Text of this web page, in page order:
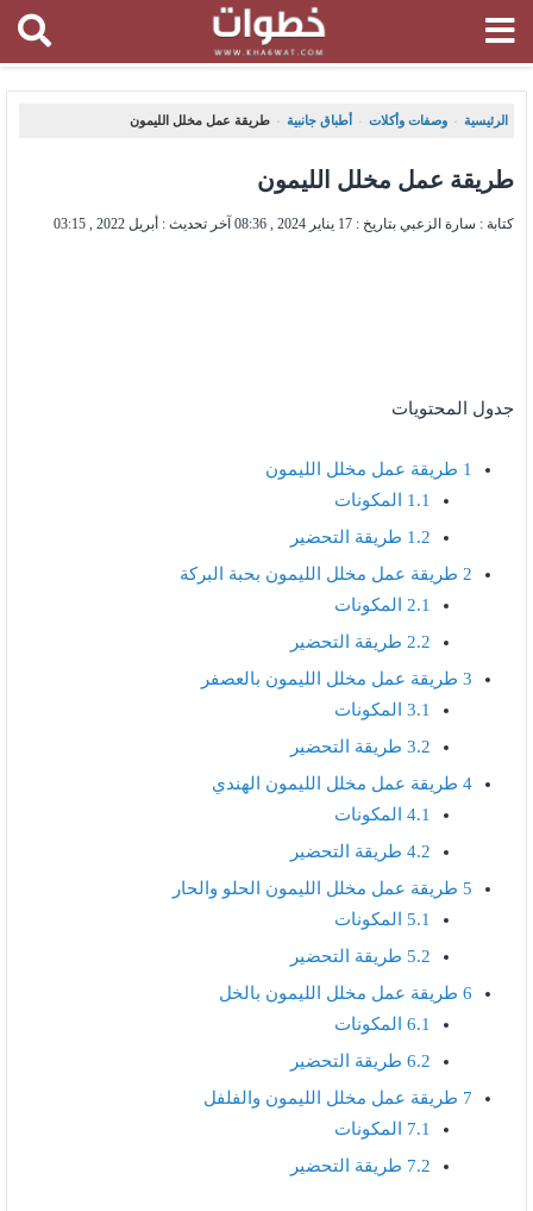
الرئيسية ، وصفات وأكلات ، أطباق جانبية ، طريقة عمل مخلل الليمون
طريقة عمل مخلل الليمون
كتابة : سارة الزعبي بتاريخ : 17 يناير 2024 , 08:36 آخر تحديث : أبريل 2022 , 03:15
جدول المحتويات
1 طريقة عمل مخلل الليمون
1.1 المكونات
1.2 طريقة التحضير
2 طريقة عمل مخلل الليمون بحبة البركة
2.1 المكونات
2.2 طريقة التحضير
3 طريقة عمل مخلل الليمون بالعصفر
3.1 المكونات
3.2 طريقة التحضير
4 طريقة عمل مخلل الليمون الهندي
4.1 المكونات
4.2 طريقة التحضير
5 طريقة عمل مخلل الليمون الحلو والحار
5.1 المكونات
5.2 طريقة التحضير
6 طريقة عمل مخلل الليمون بالخل
6.1 المكونات
6.2 طريقة التحضير
7 طريقة عمل مخلل الليمون والفلفل
7.1 المكونات
7.2 طريقة التحضير